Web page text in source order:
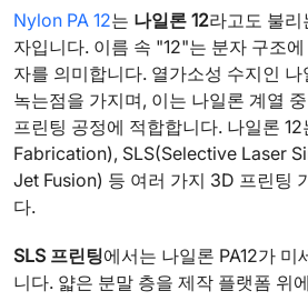
Nylon PA 12는 나일론 12라고도 불
자입니다. 이름 속 "12"는 분자 구조
자를 의미합니다. 열가소성 수지인 나
녹는점을 가지며, 이는 나일론 계열
프린팅 공정에 적합합니다. 나일론
Fabrication), SLS(Selective Laser
Jet Fusion) 등 여러 가지 3D 프린팅
다.
SLS 프린팅에서는 나일론 PA12가 미
니다. 얇은 분말 층을 제작 플랫폼 위